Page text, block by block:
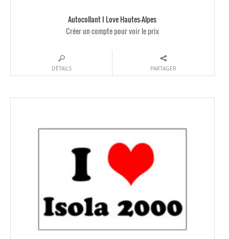
Autocollant I Love Hautes-Alpes
Créer un compte pour voir le prix
DÉTAILS PARTAGER